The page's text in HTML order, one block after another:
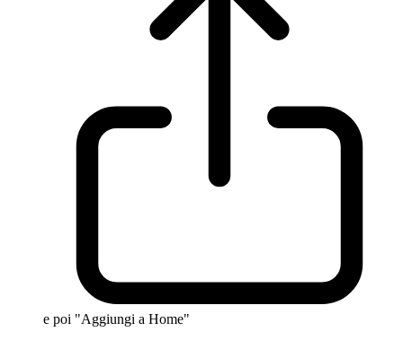
e poi "Aggiungi a Home"